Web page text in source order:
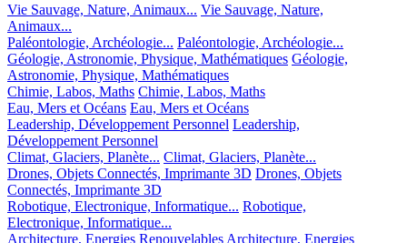
Vie Sauvage, Nature, Animaux... Vie Sauvage, Nature,
Animaux...
Paléontologie, Archéologie... Paléontologie, Archéologie...
Géologie, Astronomie, Physique, Mathématiques Géologie,
Astronomie, Physique, Mathématiques
Chimie, Labos, Maths Chimie, Labos, Maths
Eau, Mers et Océans Eau, Mers et Océans
Leadership, Développement Personnel Leadership,
Développement Personnel
Climat, Glaciers, Planète... Climat, Glaciers, Planète...
Drones, Objets Connectés, Imprimante 3D Drones, Objets
Connectés, Imprimante 3D
Robotique, Electronique, Informatique... Robotique,
Electronique, Informatique...
Architecture, Energies Renouvelables Architecture, Energies